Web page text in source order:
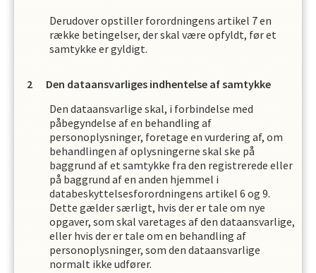
Derudover opstiller forordningens artikel 7 en
række betingelser, der skal være opfyldt, før et
samtykke er gyldigt.
Den dataansvarliges indhentelse af samtykke
Den dataansvarlige skal, i forbindelse med
påbegyndelse af en behandling af
personoplysninger, foretage en vurdering af, om
behandlingen af oplysningerne skal ske på
baggrund af et samtykke fra den registrerede eller
på baggrund af en anden hjemmel i
databeskyttelsesforordningens artikel 6 og 9.
Dette gælder særligt, hvis der er tale om nye
opgaver, som skal varetages af den dataansvarlige,
eller hvis der er tale om en behandling af
personoplysninger, som den dataansvarlige
normalt ikke udfører.